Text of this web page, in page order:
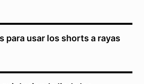
para usar los shorts a rayas